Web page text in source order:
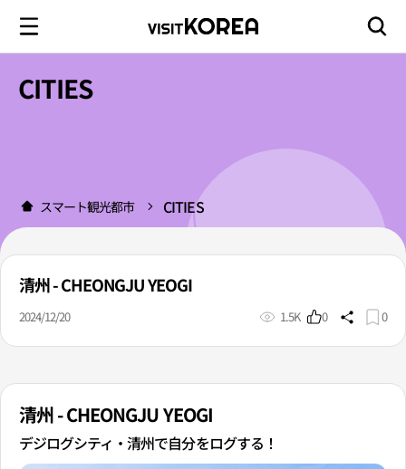
CITIES
スマート観光都市 CITIES
清州 - CHEONGJU YEOGI
2024/12/20 1.5K 0 0
清州 - CHEONGJU YEOGI
デジログシティ・清州で自分をログする！